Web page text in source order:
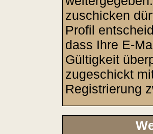
zuschicken
Profil
dass Ihre E-
Gültigkeit
zugeschickt
Registrierung